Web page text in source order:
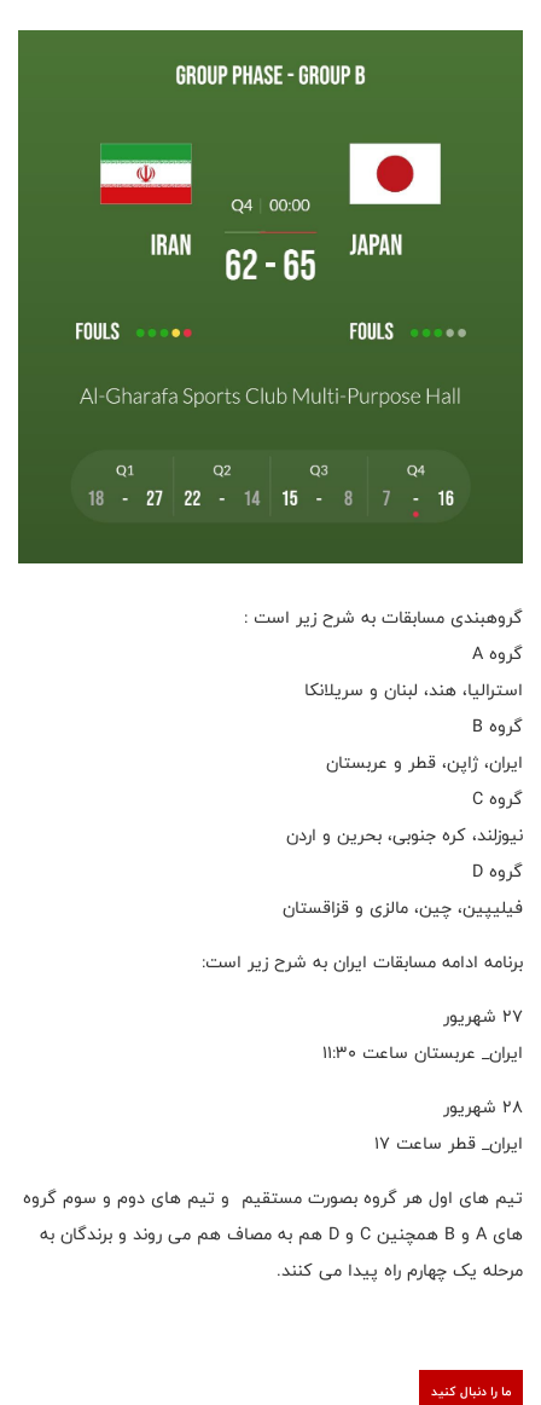
گروهبندی مسابقات به شرح زیر است :
گروه A
استرالیا، هند، لبنان و سریلانکا
گروه B
ایران، ژاپن، قطر و عربستان
گروه C
نیوزلند، کره جنوبی، بحرین و اردن
گروه D
فیلیپین، چین، مالزی و قزاقستان
برنامه ادامه مسابقات ایران به شرح زیر است:
۲۷ شهریور
ایران_ عربستان ساعت ۱۱:۳۰
۲۸ شهریور
ایران_ قطر ساعت ۱۷
تیم های اول هر گروه بصورت مستقیم و تیم های دوم و سوم گروه
های A و B همچنین C و D هم به مصاف هم می روند و برندگان به
مرحله یک چهارم راه پیدا می کنند.
ما را دنبال کنید